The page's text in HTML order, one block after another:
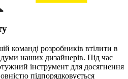
команді розробників втілити в
наших дизайнерів. Під час
інструмент для досягнення
підпорядковується